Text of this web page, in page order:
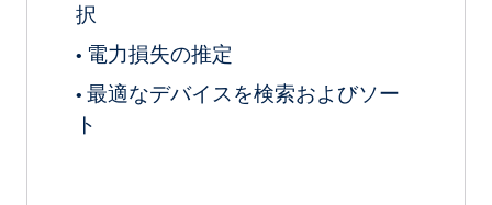
択
• 電力損失の推定
• 最適なデバイスを検索およびソー
ト